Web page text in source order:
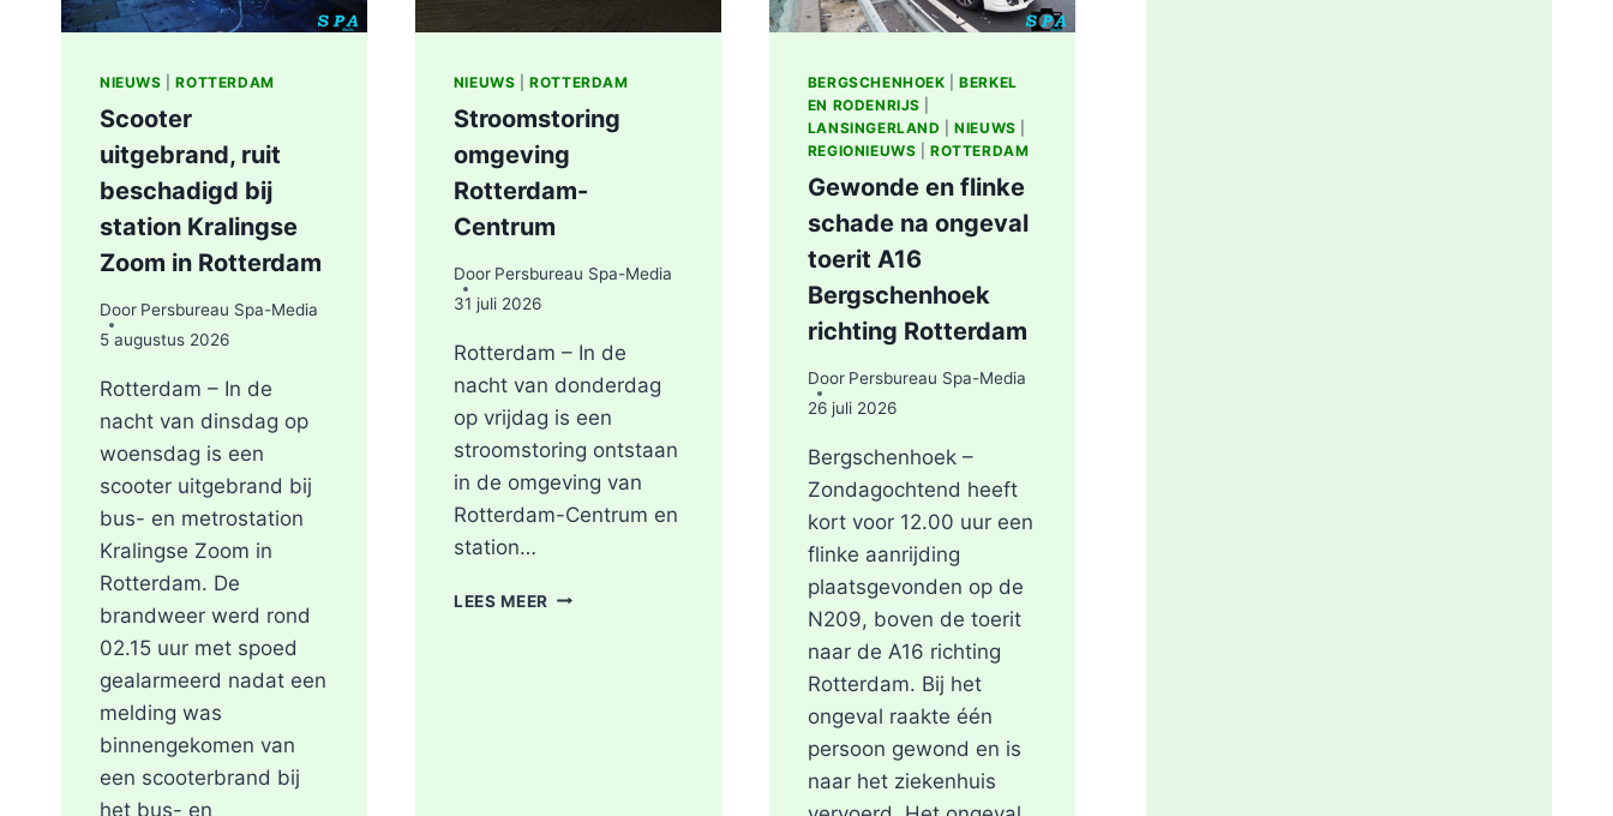
NIEUWS |ROTTERDAM
Scooter
uitgebrand, ruit
beschadigd bij
station Kralingse
Zoom in Rotterdam
Door Persbureau Spa-Media
5 augustus 2026
Rotterdam – In de
nacht van dinsdag op
woensdag is een
scooter uitgebrand bij
bus- en metrostation
Kralingse Zoom in
Rotterdam. De
brandweer werd rond
02.15 uur met spoed
gealarmeerd nadat een
melding was
binnengekomen van
een scooterbrand bij
het bus- en
NIEUWS |ROTTERDAM
Stroomstoring
omgeving
Rotterdam-
Centrum
Door Persbureau Spa-Media
31 juli 2026
Rotterdam – In de
nacht van donderdag
op vrijdag is een
stroomstoring ontstaan
in de omgeving van
Rotterdam-Centrum en
station…
LEES MEER STROOMSTORING
BERGSCHENHOEK |BERKEL
EN RODENRIJS
LANSINGERLAND |NIEUWS
REGIONIEUWS |ROTTERDAM
Gewonde en flinke
schade na ongeval
toerit A16
Bergschenhoek
richting Rotterdam
Door Persbureau Spa-Media
26 juli 2026
Bergschenhoek –
Zondagochtend heeft
kort voor 12.00 uur een
flinke aanrijding
plaatsgevonden op de
N209, boven de toerit
naar de A16 richting
Rotterdam. Bij het
ongeval raakte één
persoon gewond en is
naar het ziekenhuis